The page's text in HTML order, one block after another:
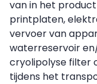
van in het
printplaten,
vervoer van
waterreservoir
cryolipolyse filter
tijdens het